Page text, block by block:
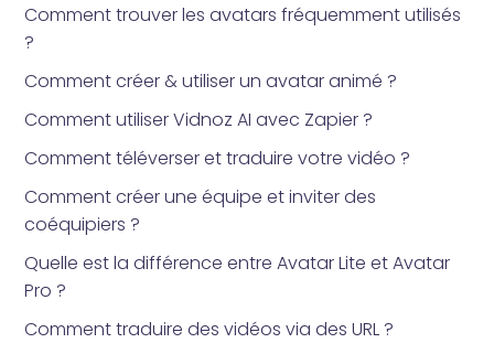
Comment trouver les avatars fréquemment utilisés
?
Comment créer & utiliser un avatar animé ?
Comment utiliser Vidnoz AI avec Zapier ?
Comment téléverser et traduire votre vidéo ?
Comment créer une équipe et inviter des
coéquipiers ?
Quelle est la différence entre Avatar Lite et Avatar
Pro ?
Comment traduire des vidéos via des URL ?